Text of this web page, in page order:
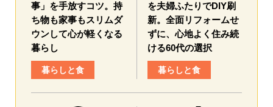
事」を手放すコツ。持
ち物も家事もスリムダ
ウンして心が軽くなる
暮らし
暮らしと食
を夫婦ふたりでDIY刷
新。全面リフォームせ
ずに、心地よく住み続
ける60代の選択
暮らしと食